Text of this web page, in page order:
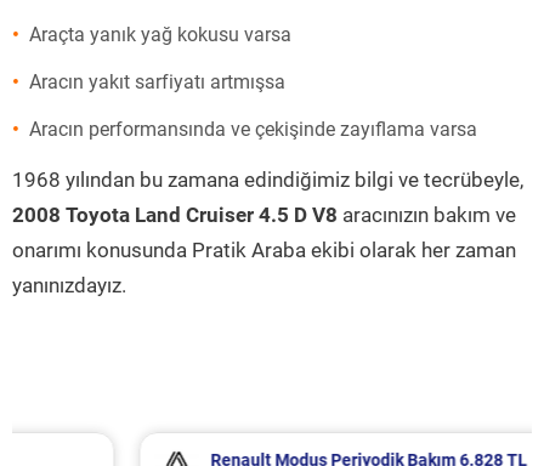
Araçta yanık yağ kokusu varsa
Aracın yakıt sarfiyatı artmışsa
Aracın performansında ve çekişinde zayıflama varsa
1968 yılından bu zamana edindiğimiz bilgi ve tecrübeyle,
2008 Toyota Land Cruiser 4.5 D V8 aracınızın bakım ve
onarımı konusunda Pratik Araba ekibi olarak her zaman
yanınızdayız.
Renault Modus Periyodik Bakım 6.828 TL